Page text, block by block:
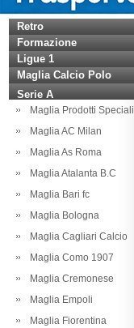
Retro
Formazione
Ligue 1
Maglia Calcio Polo
Serie A
Maglia Prodotti Speciali
Maglia AC Milan
Maglia As Roma
Maglia Atalanta B.C
Maglia Bari fc
Maglia Bologna
Maglia Cagliari Calcio
Maglia Como 1907
Maglia Cremonese
Maglia Empoli
Maglia Fiorentina